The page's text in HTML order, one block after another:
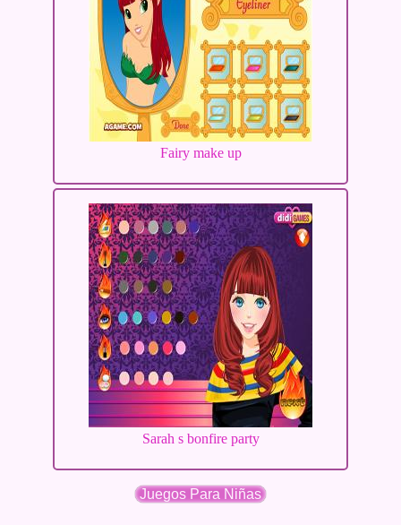
Fairy make up
Sarah s bonfire party
Juegos Para Niñas